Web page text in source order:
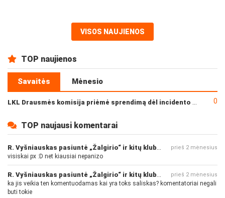
VISOS NAUJIENOS
TOP naujienos
Savaitės Mėnesio
0
TOP naujausi komentarai
R. Vyšniauskas pasiuntė „Žalgirio“ ir kitų klubų fanus prieš 2 mėnesius
visiskai px :D net kiausiai nepanizo
R. Vyšniauskas pasiuntė „Žalgirio“ ir kitų klubų fanus prieš 2 mėnesius
ka jis veikia ten komentuodamas kai yra toks saliskas? komentatoriai negali
buti tokie